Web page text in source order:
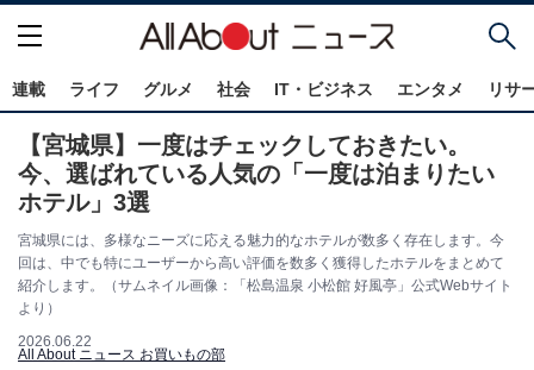
連載 ライフ グルメ 社会 IT・ビジネス エンタメ リサ
【宮城県】一度はチェックしておきたい。
今、選ばれている人気の「一度は泊まりたい
ホテル」3選
宮城県には、多様なニーズに応える魅力的なホテルが数多く存在します。今
回は、中でも特にユーザーから高い評価を数多く獲得したホテルをまとめて
紹介します。（サムネイル画像：「松島温泉 小松館 好風亭」公式Webサイト
より）
2026.06.22
All About ニュース お買いもの部